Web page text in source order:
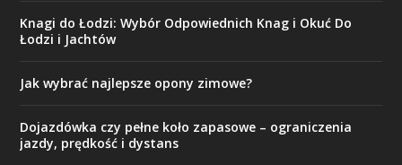
Knagi do Łodzi: Wybór Odpowiednich Knag i Okuć Do
Łodzi i Jachtów
Jak wybrać najlepsze opony zimowe?
Dojazdówka czy pełne koło zapasowe – ograniczenia
jazdy, prędkość i dystans